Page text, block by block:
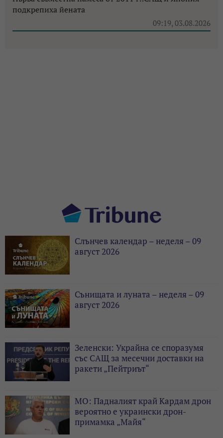
подкрепиха йената
09:19, 03.08.2026
Слънчев календар – неделя – 09
август 2026
Сънищата и луната – неделя – 09
август 2026
Зеленски: Украйна се споразумя
със САЩ за месечни доставки на
ракети „Пейтриът“
МО: Падналият край Кардам дрон
вероятно е украински дрон-
примамка „Майя“